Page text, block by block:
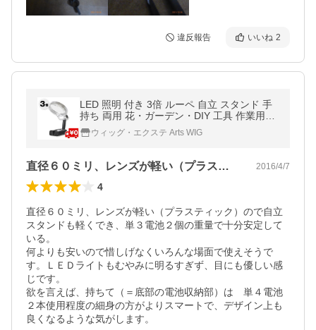
違反報告 いいね 2
LED 照明 付き 3倍 ルーペ 自立 スタンド 手
持ち 両用 花・ガーデン・DIY 工具 作業用品
日曜大工・作業用
ウィッグ・エクステ Arts WIG
直径６０ミリ、レンズが軽い（プラスティ… 2016/4/7
4
直径６０ミリ、レンズが軽い（プラスティック）ので自立
スタンドも軽くでき、単３電池２個の重量で十分安定して
いる。
何よりも安いので惜しげなくいろんな場面で使えそうで
す。ＬＥＤライトもむやみに明るすぎず、目にも優しい感
じです。
欲を言えば、持ちて（＝底部の電池収納部）は　単４電池
２本使用程度の細身の方がよりスマートで、デザイン上も
良くなるような気がします。